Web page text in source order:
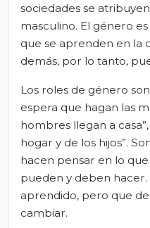
sociedades se
masculino. El género
que se aprenden en la
demás, por lo tanto,
Los roles de género
espera que hagan las
hombres llegan a
hogar y de los hijos”.
hacen pensar en lo
pueden y deben hacer.
aprendido, pero que
cambiar.